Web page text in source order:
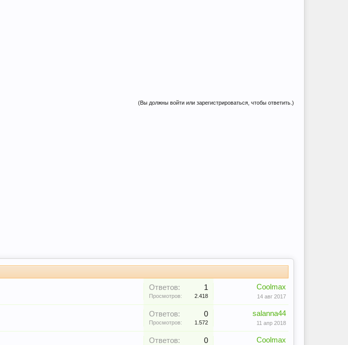
(Вы должны войти или зарегистрироваться, чтобы ответить.)
Ответов: 1
Просмотров: 2.418
Coolmax
14 авг 2017
Ответов: 0
Просмотров: 1.572
salanna44
11 апр 2018
Ответов: 0 Coolmax